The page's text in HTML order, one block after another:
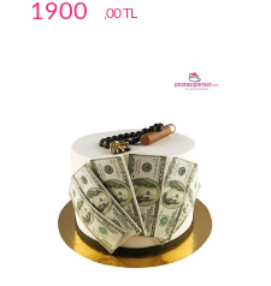
1900 ,00 TL